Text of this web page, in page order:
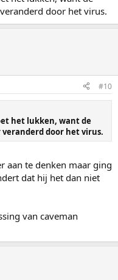
door het virus.
#10
het lukken, want de
door het virus.
aan te denken maar ging
dat hij het dan niet
van caveman